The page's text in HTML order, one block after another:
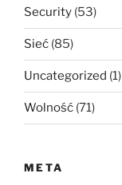
Security (53)
Sieć (85)
Uncategorized (1)
Wolność (71)
META